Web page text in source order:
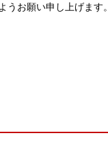
お願い申し上げます。